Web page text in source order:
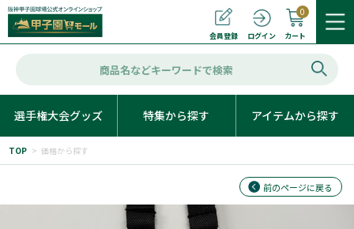
会員登録 ログイン カート
0
選手権大会グッズ 特集から探す アイテムから探す
TOP > 価格から探す
前のページに戻る